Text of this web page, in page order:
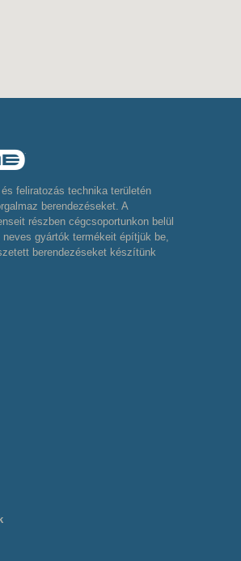
feliratozás technika területén
berendezéseket. A
részben cégcsoportunkon belül
gyártók termékeit építjük be,
berendezéseket készítünk